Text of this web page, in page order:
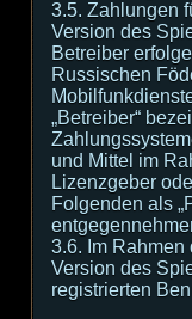
3.5. Zahlungen
Version des
Betreiber
Russischen
„Betreiber“
und Mittel im
Lizenzgeber
Folgenden als
3.6. Im Rahmen
Version des
registrierten